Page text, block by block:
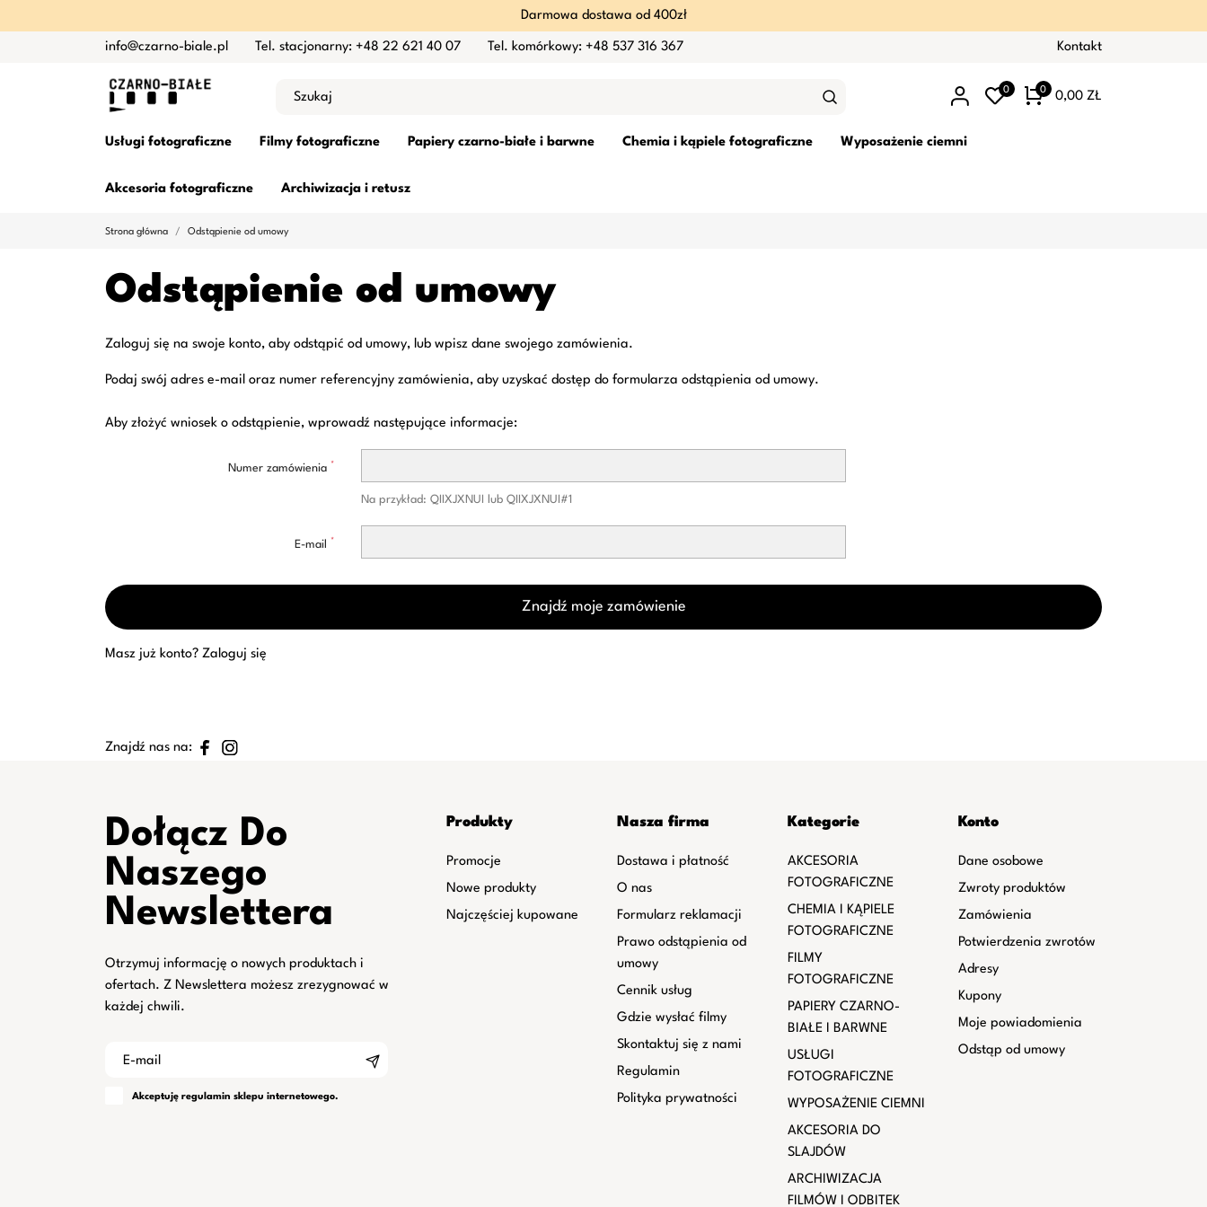
Darmowa dostawa od 400zł
info@czarno-biale.pl Tel. stacjonarny: +48 22 621 40 07 Tel. komórkowy: +48 537 316 367 Kontakt
0 0 0,00 ZŁ
Usługi fotograficzne Filmy fotograficzne Papiery czarno-białe i barwne Chemia i kąpiele fotograficzne Wyposażenie ciemni
Akcesoria fotograficzne Archiwizacja i retusz
Strona główna Odstąpienie od umowy
Odstąpienie od umowy
Zaloguj się na swoje konto, aby odstąpić od umowy, lub wpisz dane swojego zamówienia.
Podaj swój adres e-mail oraz numer referencyjny zamówienia, aby uzyskać dostęp do formularza odstąpienia od umowy.
Aby złożyć wniosek o odstąpienie, wprowadź następujące informacje:
Numer zamówienia *
Na przykład: QIIXJXNUI lub QIIXJXNUI#1
E-mail *
Znajdź moje zamówienie
Masz już konto? Zaloguj się
Znajdź nas na:
Dołącz Do
Naszego
Newslettera
Otrzymuj informację o nowych produktach i
ofertach. Z Newslettera możesz zrezygnować w
każdej chwili.
Akceptuję regulamin sklepu internetowego.
Produkty
Promocje
Nowe produkty
Najczęściej kupowane
Nasza firma
Dostawa i płatność
O nas
Formularz reklamacji
Prawo odstąpienia od
umowy
Cennik usług
Gdzie wysłać filmy
Skontaktuj się z nami
Regulamin
Polityka prywatności
Kategorie
AKCESORIA
FOTOGRAFICZNE
CHEMIA I KĄPIELE
FOTOGRAFICZNE
FILMY
FOTOGRAFICZNE
PAPIERY CZARNO-
BIAŁE I BARWNE
USŁUGI
FOTOGRAFICZNE
WYPOSAŻENIE CIEMNI
AKCESORIA DO
SLAJDÓW
ARCHIWIZACJA
FILMÓW I ODBITEK
Konto
Dane osobowe
Zwroty produktów
Zamówienia
Potwierdzenia zwrotów
Adresy
Kupony
Moje powiadomienia
Odstąp od umowy